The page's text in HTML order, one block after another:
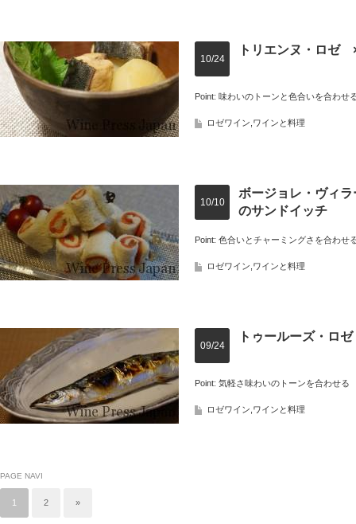
トリエンヌ・ロ
10/24
Point: 味わいのトーンと色合いを合わせ
ロゼワイン ワインと料理
ボージョレ・ヴィ
のサンドイッチ
10/10
Point: 色合いとチャーミングさを合わせ
ロゼワイン ワインと料理
トゥールーズ・
09/24
Point: 気軽さ味わいのトーンを合わせる
ロゼワイン ワインと料理
PAGE NAVI
1 2 »